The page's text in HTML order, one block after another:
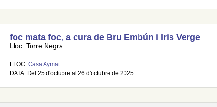
foc mata foc, a cura de Bru Embún i Iris Verge
Lloc: Torre Negra
LLOC: Casa Aymat
DATA: Del 25 d'octubre al 26 d'octubre de 2025